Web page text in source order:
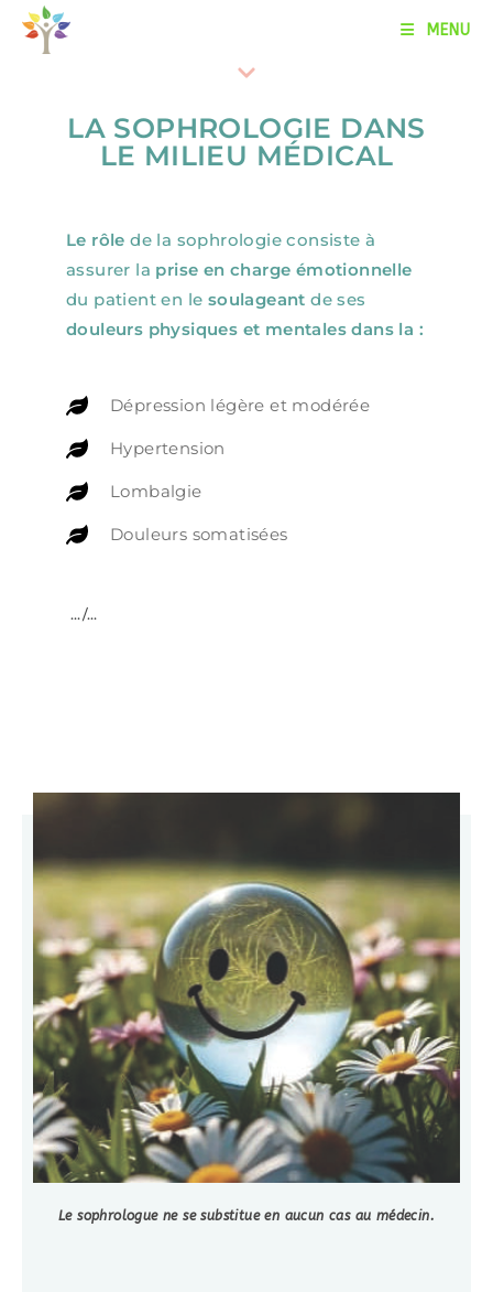
MENU
LA SOPHROLOGIE DANS
LE MILIEU MÉDICAL
Le rôle de la sophrologie consiste à
assurer la prise en charge émotionnelle
du patient en le soulageant de ses
douleurs physiques et mentales dans la :
Dépression légère et modérée
Hypertension
Lombalgie
Douleurs somatisées
…/…
Le sophrologue ne se substitue en aucun cas au médecin.